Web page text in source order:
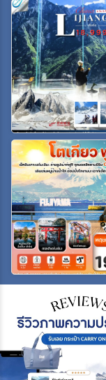
เมือง
สายการบิน
ตั้งแต่วันที่
ถึงวันที่
เฉพาะเดือน
เฉพาะเทศกาล